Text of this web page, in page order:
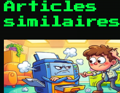
Articles
similaires